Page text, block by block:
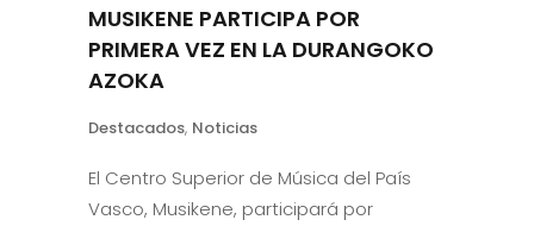
MUSIKENE PARTICIPA POR
PRIMERA VEZ EN LA DURANGOKO
AZOKA
Destacados, Noticias
El Centro Superior de Música del País
Vasco, Musikene, participará por